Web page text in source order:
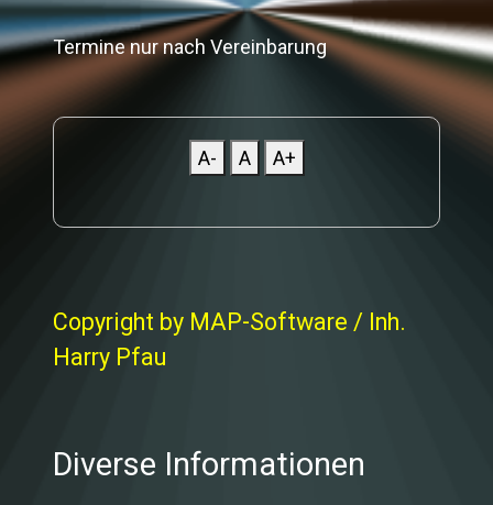
Termine nur nach Vereinbarung
A- A A+
Copyright by MAP-Software / Inh.
Harry Pfau
Diverse Informationen